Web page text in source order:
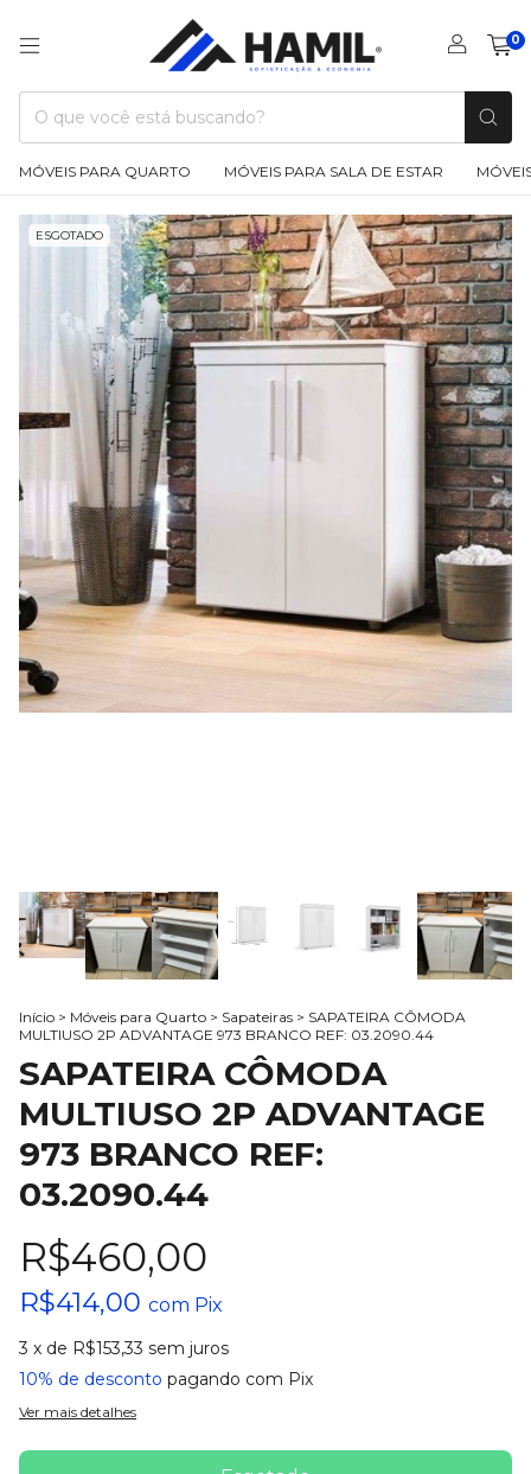
0
MÓVEIS PARA QUARTO MÓVEIS PARA SALA DE ESTAR
ESGOTADO
Início > Móveis para Quarto > Sapateiras > SAPATEIRA CÔMODA
MULTIUSO 2P ADVANTAGE 973 BRANCO REF: 03.2090.44
SAPATEIRA CÔMODA
MULTIUSO 2P ADVANTAGE
973 BRANCO REF:
03.2090.44
R$460,00
R$414,00 com Pix
3 x de R$153,33 sem juros
10% de desconto pagando com Pix
Ver mais detalhes